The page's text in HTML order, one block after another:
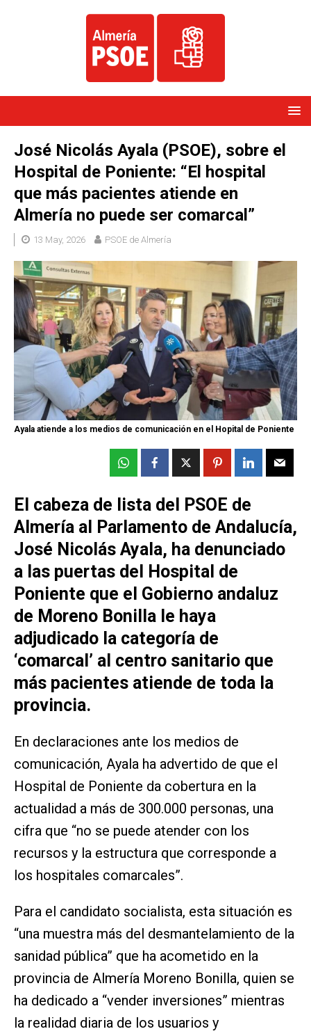
José Nicolás Ayala (PSOE), sobre el
Hospital de Poniente: “El hospital
que más pacientes atiende en
Almería no puede ser comarcal”
13 May, 2026 PSOE de Almería
Ayala atiende a los medios de comunicación en el Hopital de Poniente
El cabeza de lista del PSOE de
Almería al Parlamento de Andalucía,
José Nicolás Ayala, ha denunciado
a las puertas del Hospital de
Poniente que el Gobierno andaluz
de Moreno Bonilla le haya
adjudicado la categoría de
‘comarcal’ al centro sanitario que
más pacientes atiende de toda la
provincia.
En declaraciones ante los medios de
comunicación, Ayala ha advertido de que el
Hospital de Poniente da cobertura en la
actualidad a más de 300.000 personas, una
cifra que “no se puede atender con los
recursos y la estructura que corresponde a
los hospitales comarcales”.
Para el candidato socialista, esta situación es
“una muestra más del desmantelamiento de la
sanidad pública” que ha acometido en la
provincia de Almería Moreno Bonilla, quien se
ha dedicado a “vender inversiones” mientras
la realidad diaria de los usuarios y